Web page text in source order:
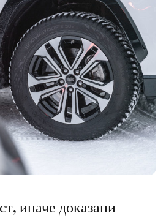
иначе доказани